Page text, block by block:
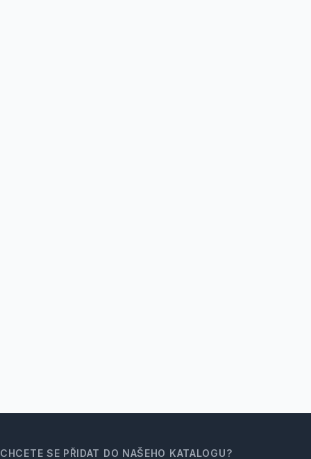
CHCETE SE PŘIDAT DO NAŠEHO KATALOGU?